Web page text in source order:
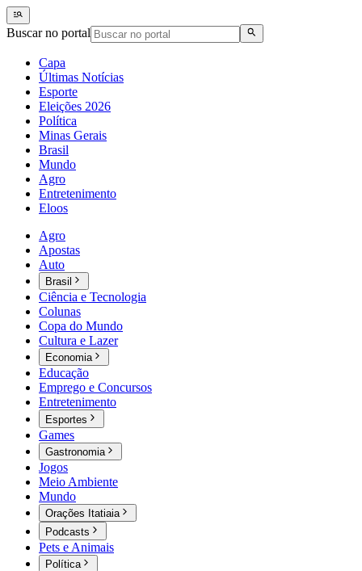
Buscar no portal
Capa
Últimas Notícias
Esporte
Eleições 2026
Política
Minas Gerais
Brasil
Mundo
Agro
Entretenimento
Eloos
Agro
Apostas
Auto
Brasil
Ciência e Tecnologia
Colunas
Copa do Mundo
Cultura e Lazer
Economia
Educação
Emprego e Concursos
Entretenimento
Esportes
Games
Gastronomia
Jogos
Meio Ambiente
Mundo
Orações Itatiaia
Podcasts
Pets e Animais
Política